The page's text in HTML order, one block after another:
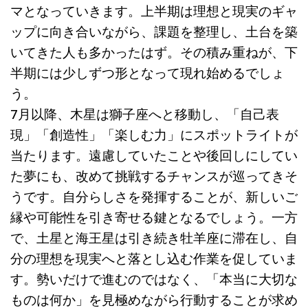
マとなっていきます。上半期は理想と現実のギャ
ップに向き合いながら、課題を整理し、土台を築
いてきた人も多かったはず。その積み重ねが、下
半期には少しずつ形となって現れ始めるでしょ
う。
7月以降、木星は獅子座へと移動し、「自己表
現」「創造性」「楽しむ力」にスポットライトが
当たります。遠慮していたことや後回しにしてい
た夢にも、改めて挑戦するチャンスが巡ってきそ
うです。自分らしさを発揮することが、新しいご
縁や可能性を引き寄せる鍵となるでしょう。一方
で、土星と海王星は引き続き牡羊座に滞在し、自
分の理想を現実へと落とし込む作業を促していま
す。勢いだけで進むのではなく、「本当に大切な
ものは何か」を見極めながら行動することが求め